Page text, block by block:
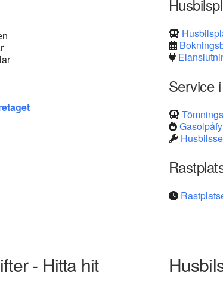
Service
- Hitta hit